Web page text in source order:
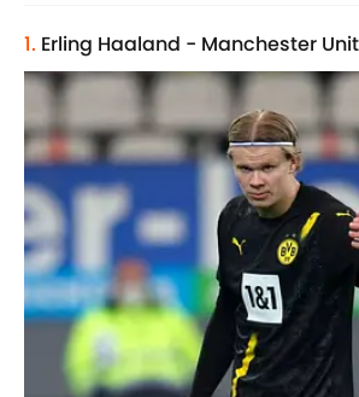
1. Erling Haaland - Manchester